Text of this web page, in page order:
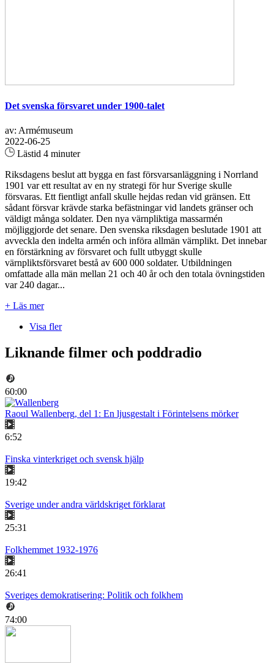
Det svenska försvaret under 1900-talet
av: Armémuseum
2022-06-25
Lästid 4 minuter
Riksdagens beslut att bygga en fast försvarsanläggning i Norrland
1901 var ett resultat av en ny strategi för hur Sverige skulle
försvaras. Ett fientligt anfall skulle hejdas redan vid gränsen. Ett
sådant försvar krävde starka befästningar vid landets gränser och
väldigt många soldater. Den nya värnpliktiga massarmén
möjliggjorde det senare. Den svenska riksdagen beslutade 1901 att
avveckla den indelta armén och införa allmän värnplikt. Det innebar
en förstärkning av försvaret och fullt utbyggt skulle
värnpliktsförsvaret bestå av 600 000 soldater. Utbildningen
omfattade alla män mellan 21 och 40 år och den totala övningstiden
var 240 dagar...
+ Läs mer
Visa fler
Liknande filmer och poddradio
60:00
Raoul Wallenberg, del 1: En ljusgestalt i Förintelsens mörker
6:52
Finska vinterkriget och svensk hjälp
19:42
Sverige under andra världskriget förklarat
25:31
Folkhemmet 1932-1976
26:41
Sveriges demokratisering: Politik och folkhem
74:00